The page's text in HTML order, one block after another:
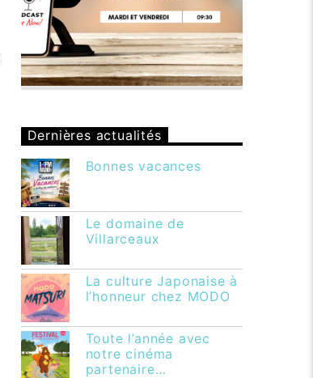
Dernières actualités
Bonnes vacances
Le domaine de
Villarceaux
La culture Japonaise à
l’honneur chez MODO
Toute l’année avec
notre cinéma
partenaire…